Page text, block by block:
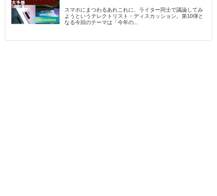
スマホにまつわるあれこれに、ライター同士で議論してみ
ようというテレクトリスト・ディスカッション。第10弾と
なる今回のテーマは「今年の...